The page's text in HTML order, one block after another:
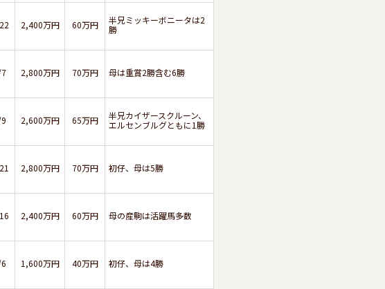
2,400万円 60万円
半兄ミッキーボニータは2
勝
2,800万円 70万円 母は重賞2勝含む6勝
2,600万円 65万円
半兄カイザースクルーン、
エルセンブルグともに1勝
2,800万円 70万円 初仔、母は5勝
2,400万円 60万円 母の産駒は活躍馬多数
1,600万円 40万円 初仔、母は4勝